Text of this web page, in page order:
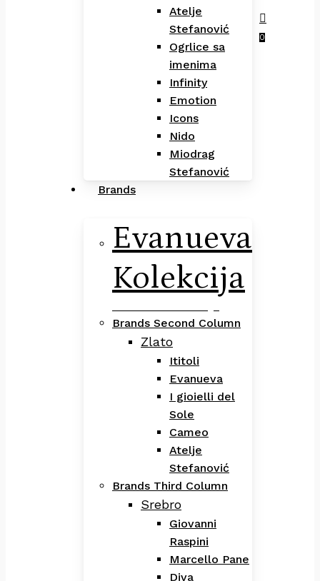
search
0
Menu
Atelje
Stefanović
Ogrlice sa
imenima
Infinity
Emotion
Icons
Nido
Miodrag
Stefanović
Brands
Evanueva
Kolekcija
Brands Second Column
Zlato
Ititoli
Evanueva
I gioielli del
Sole
Cameo
Atelje
Stefanović
Brands Third Column
Srebro
Giovanni
Raspini
Marcello Pane
Diva